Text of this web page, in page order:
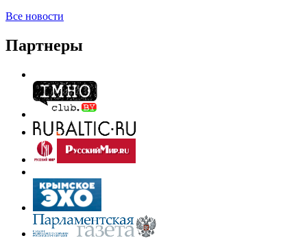
Все новости
Партнеры